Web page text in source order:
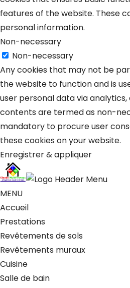
features of the website. These
personal information.
Non-necessary
Non-necessary
Any cookies that may not be
the website to function and is
user personal data via
contents are termed as non-
mandatory to procure user
these cookies on your website.
Enregistrer & appliquer
MENU
Accueil
Prestations
Revêtements de sols
Revêtements muraux
Cuisine
Salle de bain